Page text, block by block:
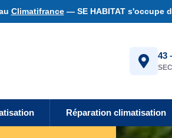
Climatifrance— SE HABITAT s'occupe
43
Réparation climatisation